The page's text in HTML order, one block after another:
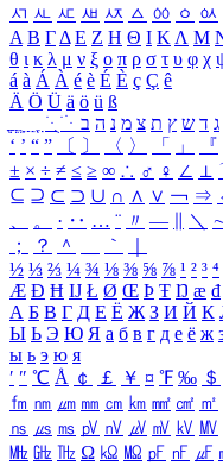
ㅺ ㅻ ㅼ ㅽ ㅾ ㅿ ㆀ ㆁ ㆂ
Α Β ΓΔ Ε Ζ Η Θ Ι ΚΛ Μ
θ ι κ λ μ ν ξ ο π ρ σ τ υ φ χ
á à Á À é è É È ç Ç ê
Ä Ö Ü ä ö ü ß
ִֶֹ ֻּ ׁׂ ג ד ש ץ ת צ מ נ ה ב
‘ ’ “ ” 〔 〕 〈 〉 「 」 『
± × ÷ ≠ ≤ ≥ ∞ ∴ ♂ ♀ ∠ ⊥
⊆ ⊇ ⊂ ⊃ ∪ ∩ ∧ ∨ ￢ ⇒
、
。 · ‥ … ¨ 〃 ― ＼
；
？ ＾ ｀
½ ⅓ ⅔ ¼ ¾ ⅛ ⅜ ⅝ ⅞ ¹ ² ³ ⁴
Æ Ð Ħ Ĳ Ł Ø Œ Þ Ŧ Ŋ æ đ
А Б В Г Д Е Ё Ж З И Й К
Ы Ь Э Ю Я а б в г д е ё ж
ы ь э ю я
′ ″ ℃ Å ￠ ￡ ￥ ¤ ℉ ‰ ＄
㎙ ㎚ ㎛ ㎜ ㎝ ㎞ ㎟ ㎠ ㎡
㎱ ㎲ ㎳ ㎴ ㎵ ㎶ ㎷ ㎸ ㎹
㎒ ㎓ ㎔ Ω ㏀ ㏁ ㎊ ㎋ ㎌